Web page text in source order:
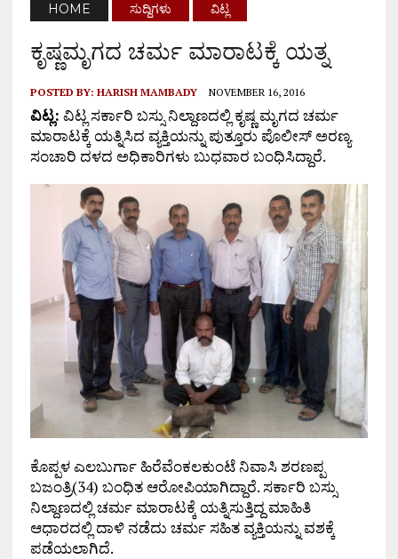
HOME ಸುದ್ದಿಗಳು ವಿಟ್ಲ
ಕೃಷ್ಣಮೃಗದ ಚರ್ಮ ಮಾರಾಟಕ್ಕೆ ಯತ್ನ
POSTED BY: HARISH MAMBADY NOVEMBER 16, 2016
ವಿಟ್ಲ: ವಿಟ್ಲ ಸರ್ಕಾರಿ ಬಸ್ಸು ನಿಲ್ದಾಣದಲ್ಲಿ ಕೃಷ್ಣ ಮೃಗದ ಚರ್ಮ
ಮಾರಾಟಕ್ಕೆ ಯತ್ನಿಸಿದ ವ್ಯಕ್ತಿಯನ್ನು ಪುತ್ತೂರು ಪೊಲೀಸ್ ಅರಣ್ಯ
ಸಂಚಾರಿ ದಳದ ಅಧಿಕಾರಿಗಳು ಬುಧವಾರ ಬಂಧಿಸಿದ್ದಾರೆ.
ಕೊಪ್ಪಳ ಎಲಬುರ್ಗಾ ಹಿರೆವೆಂಕಲಕುಂಟೆ ನಿವಾಸಿ ಶರಣಪ್ಪ
ಬಜಂತ್ರಿ(34) ಬಂಧಿತ ಆರೋಪಿಯಾಗಿದ್ದಾರೆ. ಸರ್ಕಾರಿ ಬಸ್ಸು
ನಿಲ್ದಾಣದಲ್ಲಿ ಚರ್ಮ ಮಾರಾಟಕ್ಕೆ ಯತ್ನಿಸುತ್ತಿದ್ದ ಮಾಹಿತಿ
ಆಧಾರದಲ್ಲಿ ದಾಳಿ ನಡೆದು ಚರ್ಮ ಸಹಿತ ವ್ಯಕ್ತಿಯನ್ನು ವಶಕ್ಕೆ
ಪಡೆಯಲಾಗಿದೆ.